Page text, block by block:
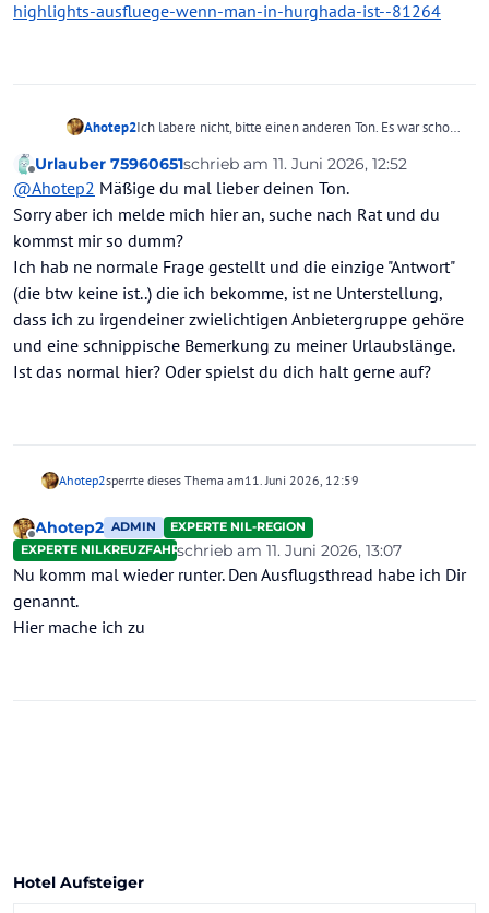
highlights-ausfluege-wenn-man-in-hurghada-ist--81264
Ahotep2Ich labere nicht, bitte einen anderen Ton. Es war schon
kannst dich gerne an den Ausflugsthread ab Hurghada
anhängen. Zu finden über den obigen
Willkommensthread
https://www.holidaycheck.de/foren/aegypten-
48/welche-highlights-ausfluege-wenn-man-in-
hurghada-ist--81264
Offline
Urlauber 75960651schrieb am 11. Juni 2026, 12:52
zuletzt editiert von
@Ahotep2 Mäßige du mal lieber deinen Ton.
Sorry aber ich melde mich hier an, suche nach Rat und du
kommst mir so dumm?
Ich hab ne normale Frage gestellt und die einzige "Antwort"
(die btw keine ist..) die ich bekomme, ist ne Unterstellung,
dass ich zu irgendeiner zwielichtigen Anbietergruppe gehöre
und eine schnippische Bemerkung zu meiner Urlaubslänge.
Ist das normal hier? Oder spielst du dich halt gerne auf?
Ahotep2sperrte dieses Thema am11. Juni 2026, 12:59
Offline
Ahotep2 ADMIN
EXPERTE NIL-REGION
EXPERTE NILKREUZFAHRTENschrieb am 11. Juni 2026, 13:07
zuletzt editiert von
Nu komm mal wieder runter. Den Ausflugsthread habe ich Dir
genannt.
Hier mache ich zu
Hotel Aufsteiger